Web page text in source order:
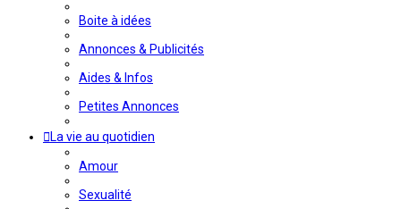
Boite à idées
Annonces & Publicités
Aides & Infos
Petites Annonces
La vie au quotidien
Amour
Sexualité